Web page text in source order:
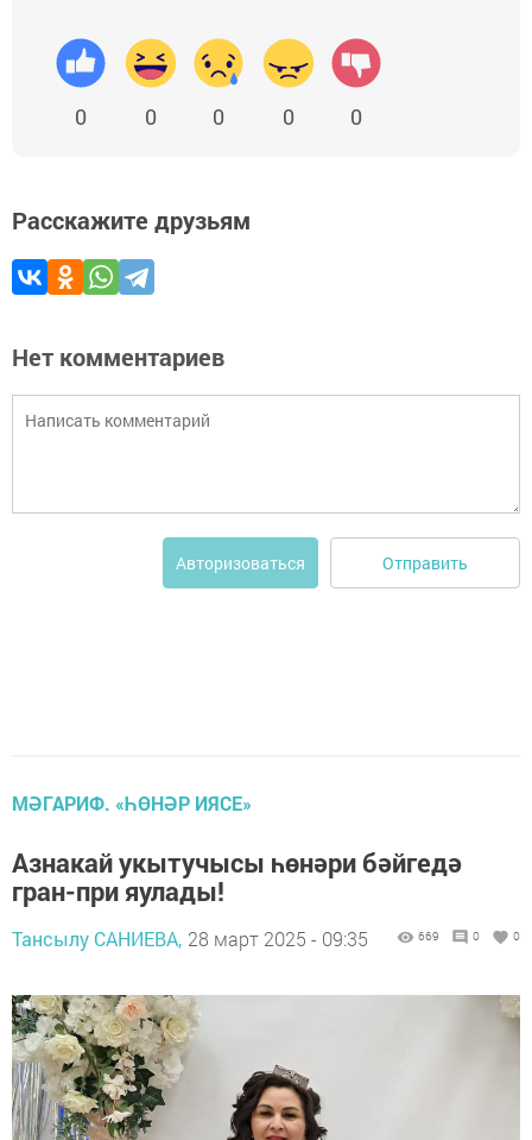
0 0 0 0 0
Расскажите друзьям
Нет комментариев
Авторизоваться Отправить
МӘГАРИФ. «ҺӨНӘР ИЯСЕ»
Азнакай укытучысы һөнәри бәйгедә
гран-при яулады!
Тансылу САНИЕВА, 28 март 2025 - 09:35 669 0 0